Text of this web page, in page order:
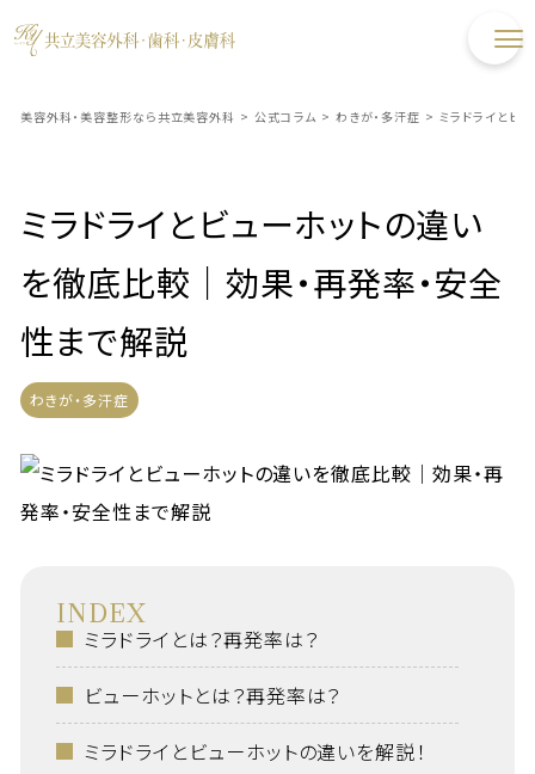
美容外科・美容整形なら共立美容外科 > 公式コラム > わきが・多汗症 > ミラドライとビ
ミラドライとビューホットの違い
を徹底比較｜効果・再発率・安全
性まで解説
わきが・多汗症
INDEX
ミラドライとは？再発率は？
ビューホットとは？再発率は？
ミラドライとビューホットの違いを解説！